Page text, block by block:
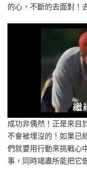
的心，不斷的去面對！
成功非偶然！正是來自
不會被埋沒的！如果已
們就要用行動來挑戰心
事，同時竭盡所能把它